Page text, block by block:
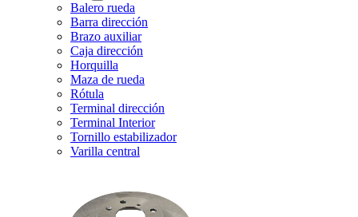
Balero rueda
Barra dirección
Brazo auxiliar
Caja dirección
Horquilla
Maza de rueda
Rótula
Terminal dirección
Terminal Interior
Tornillo estabilizador
Varilla central